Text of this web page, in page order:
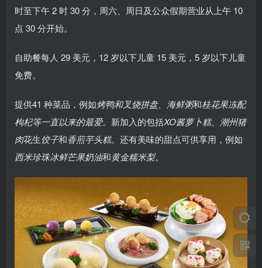
时至下午 2 时 30 分，周六、周日及公众假期营业从上午 10
点 30 分开始。
自助餐每人 29 美元，12 岁以下儿童 15 美元，5 岁以下儿童
免费。
提供41 种菜品，例如烤鸭和叉烧拼盘、海鲜粥和桂花果冻配
枸杞等一直以来的最爱。 新加入的包括XO酱萝卜糕、潮州猪
肉花生饺子和香煎芋头糕。还有美味的甜点可供享用，例如
西米珍珠冰鲜芒果奶油和黄金糯米梨。